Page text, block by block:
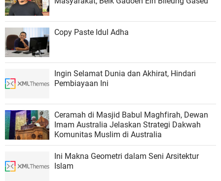
Copy Paste Idul Adha
Ingin Selamat Dunia dan Akhirat, Hindari
Pembiayaan Ini
Ceramah di Masjid Babul Maghfirah, Dewan
Imam Australia Jelaskan Strategi Dakwah
Komunitas Muslim di Australia
Ini Makna Geometri dalam Seni Arsitektur
Islam